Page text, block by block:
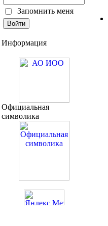
Запомнить меня
Информация
Официальная
символика